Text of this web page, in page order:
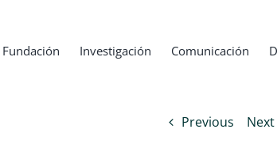
Fundación Investigación Comunicación
Previous Next